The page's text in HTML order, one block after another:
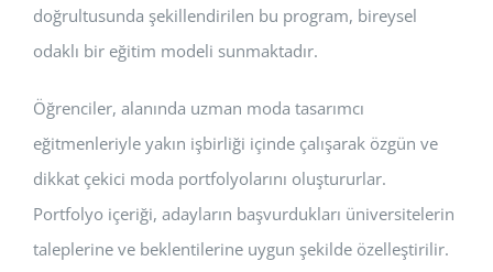
doğrultusunda şekillendirilen bu program, bireysel
odaklı bir eğitim modeli sunmaktadır.
Öğrenciler, alanında uzman moda tasarımcı
eğitmenleriyle yakın işbirliği içinde çalışarak özgün ve
dikkat çekici moda portfolyolarını oluştururlar.
Portfolyo içeriği, adayların başvurdukları üniversitelerin
taleplerine ve beklentilerine uygun şekilde özelleştirilir.